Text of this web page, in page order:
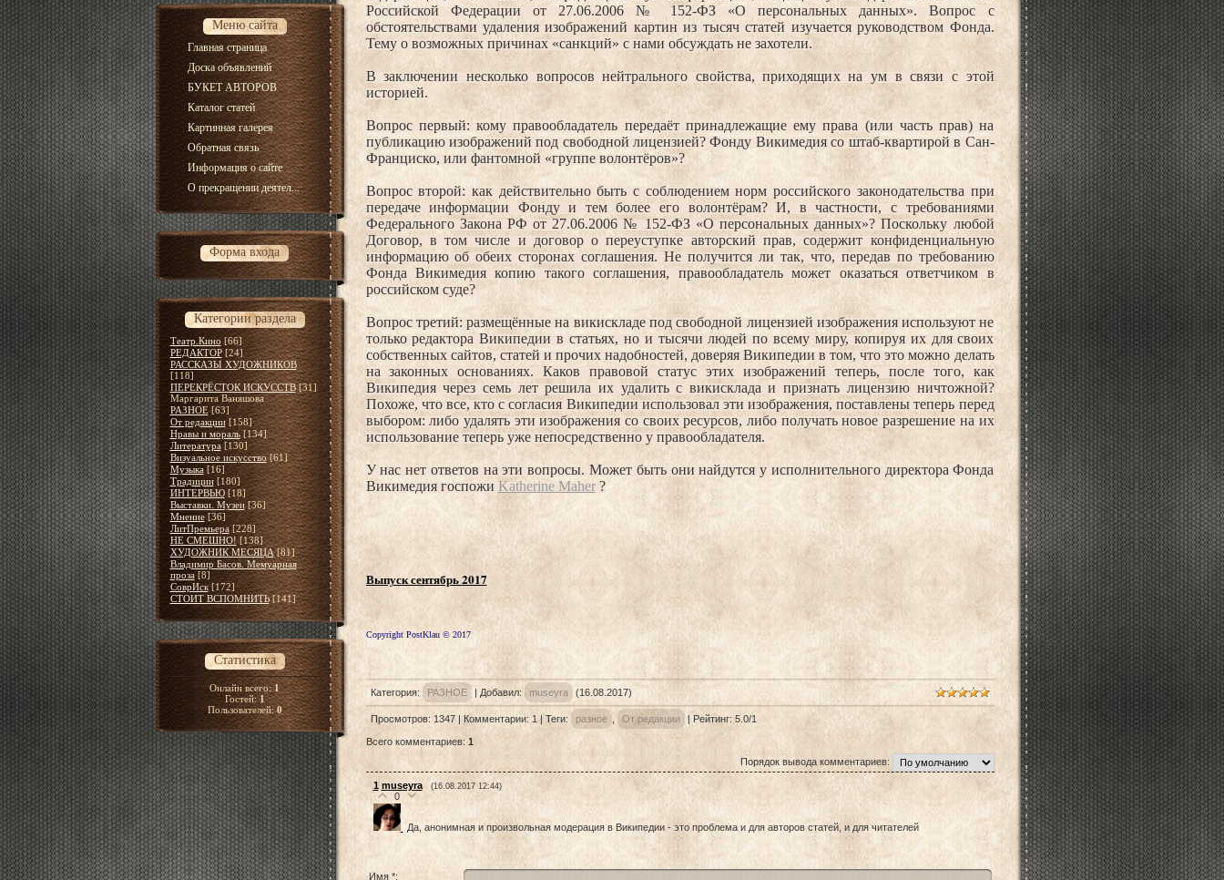
Меню сайта
Главная страница
Доска объявлений
БУКЕТ АВТОРОВ
Каталог статей
Картинная галерея
Обратная связь
Информация о сайте
О прекращении деятел...
Форма входа
Категории раздела
Театр.Кино [66]
РЕДАКТОР [24]
РАССКАЗЫ ХУДОЖНИКОВ
[118]
ПЕРЕКРЁСТОК ИСКУССТВ [31]
Маргарита Ваняшова
РАЗНОЕ [63]
От редакции [158]
Нравы и мораль [134]
Литература [130]
Визуальное искусство [61]
Музыка [16]
Традиции [180]
ИНТЕРВЬЮ [18]
Выставки. Музеи [36]
Мнение [36]
ЛитПремьера [228]
НЕ СМЕШНО! [138]
ХУДОЖНИК МЕСЯЦА [81]
Владимир Басов. Мемуарная
проза [8]
СоврИск [172]
СТОИТ ВСПОМНИТЬ [141]
Статистика
Онлайн всего:1
Гостей:1
Пользователей:0
Российской Федерации от 27.06.2006 № 152-ФЗ «О персональных данных». Вопрос с
обстоятельствами удаления изображений картин из тысяч статей изучается руководством Фонда.
Тему о возможных причинах «санкций» с нами обсуждать не захотели.
В заключении несколько вопросов нейтрального свойства, приходящих на ум в связи с этой
историей.
Вопрос первый: кому правообладатель передаёт принадлежащие ему права (или часть прав) на
публикацию изображений под свободной лицензией? Фонду Викимедия со штаб-квартирой в Сан-
Франциско, или фантомной «группе волонтёров»?
Вопрос второй: как действительно быть с соблюдением норм российского законодательства при
передаче информации Фонду и тем более его волонтёрам? И, в частности, с требованиями
Федерального Закона РФ от 27.06.2006 № 152-ФЗ «О персональных данных»? Поскольку любой
Договор, в том числе и договор о переуступке авторский прав, содержит конфиденциальную
информацию об обеих сторонах соглашения. Не получится ли так, что, передав по требованию
Фонда Викимедия копию такого соглашения, правообладатель может оказаться ответчиком в
российском суде?
Вопрос третий: размещённые на викискладе под свободной лицензией изображения используют не
только редактора Википедии в статьях, но и тысячи людей по всему миру, копируя их для своих
собственных сайтов, статей и прочих надобностей, доверяя Википедии в том, что это можно делать
на законных основаниях. Каков правовой статус этих изображений теперь, после того, как
Википедия через семь лет решила их удалить с викисклада и признать лицензию ничтожной?
Похоже, что все, кто с согласия Википедии использовал эти изображения, поставлены теперь перед
выбором: либо удалять эти изображения со своих ресурсов, либо получать новое разрешение на их
использование теперь уже непосредственно у правообладателя.
У нас нет ответов на эти вопросы. Может быть они найдутся у исполнительного директора Фонда
Викимедия госпожи Katherine Maher?
Выпуск сентябрь 2017
Copyright PostKlau © 2017
Категория: РАЗНОЕ | Добавил: museyra (16.08.2017)
Просмотров: 1347 | Комментарии: 1 | Теги: разное От редакции | Рейтинг: 5.0/1
Всего комментариев: 1
Порядок вывода комментариев:
1 museyra (16.08.2017 12:44)
0
Да, анонимная и произвольная модерация в Википедии - это проблема и для авторов статей, и для читателей
Имя *: